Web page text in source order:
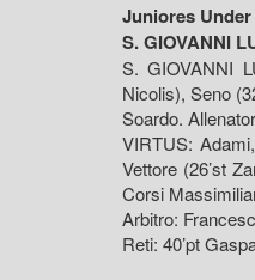
Juniores
S. GIOVANNI
S. GIOVANNI
Nicolis), Seno
Soardo.
VIRTUS:
Vettore (26’st
Corsi
Arbitro:
Reti: 40’pt